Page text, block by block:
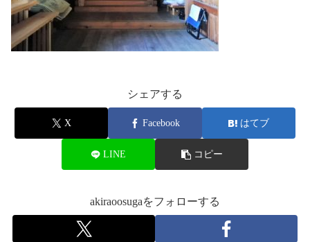
シェアする
X Facebook はてブ
LINE コピー
akiraoosugaをフォローする